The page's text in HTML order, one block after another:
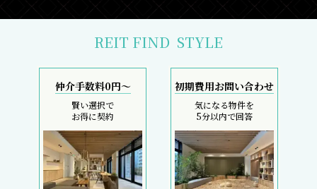
REIT FIND STYLE
仲介手数料0円～
賢い選択で
お得に契約
初期費用お問い合わせ
気になる物件を
5分以内で回答